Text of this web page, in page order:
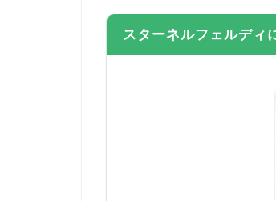
スターネルフェルディ